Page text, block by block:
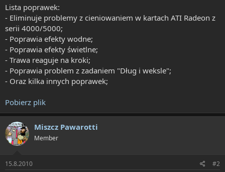
Lista poprawek:
- Eliminuje problemy z cieniowaniem w kartach ATI Radeon z
serii 4000/5000;
- Poprawia efekty wodne;
- Poprawia efekty świetlne;
- Trawa reaguje na kroki;
- Poprawia problem z zadaniem "Dług i weksle";
- Oraz kilka innych poprawek;
Pobierz plik
Miszcz Pawarotti
Member
15.8.2010 #2